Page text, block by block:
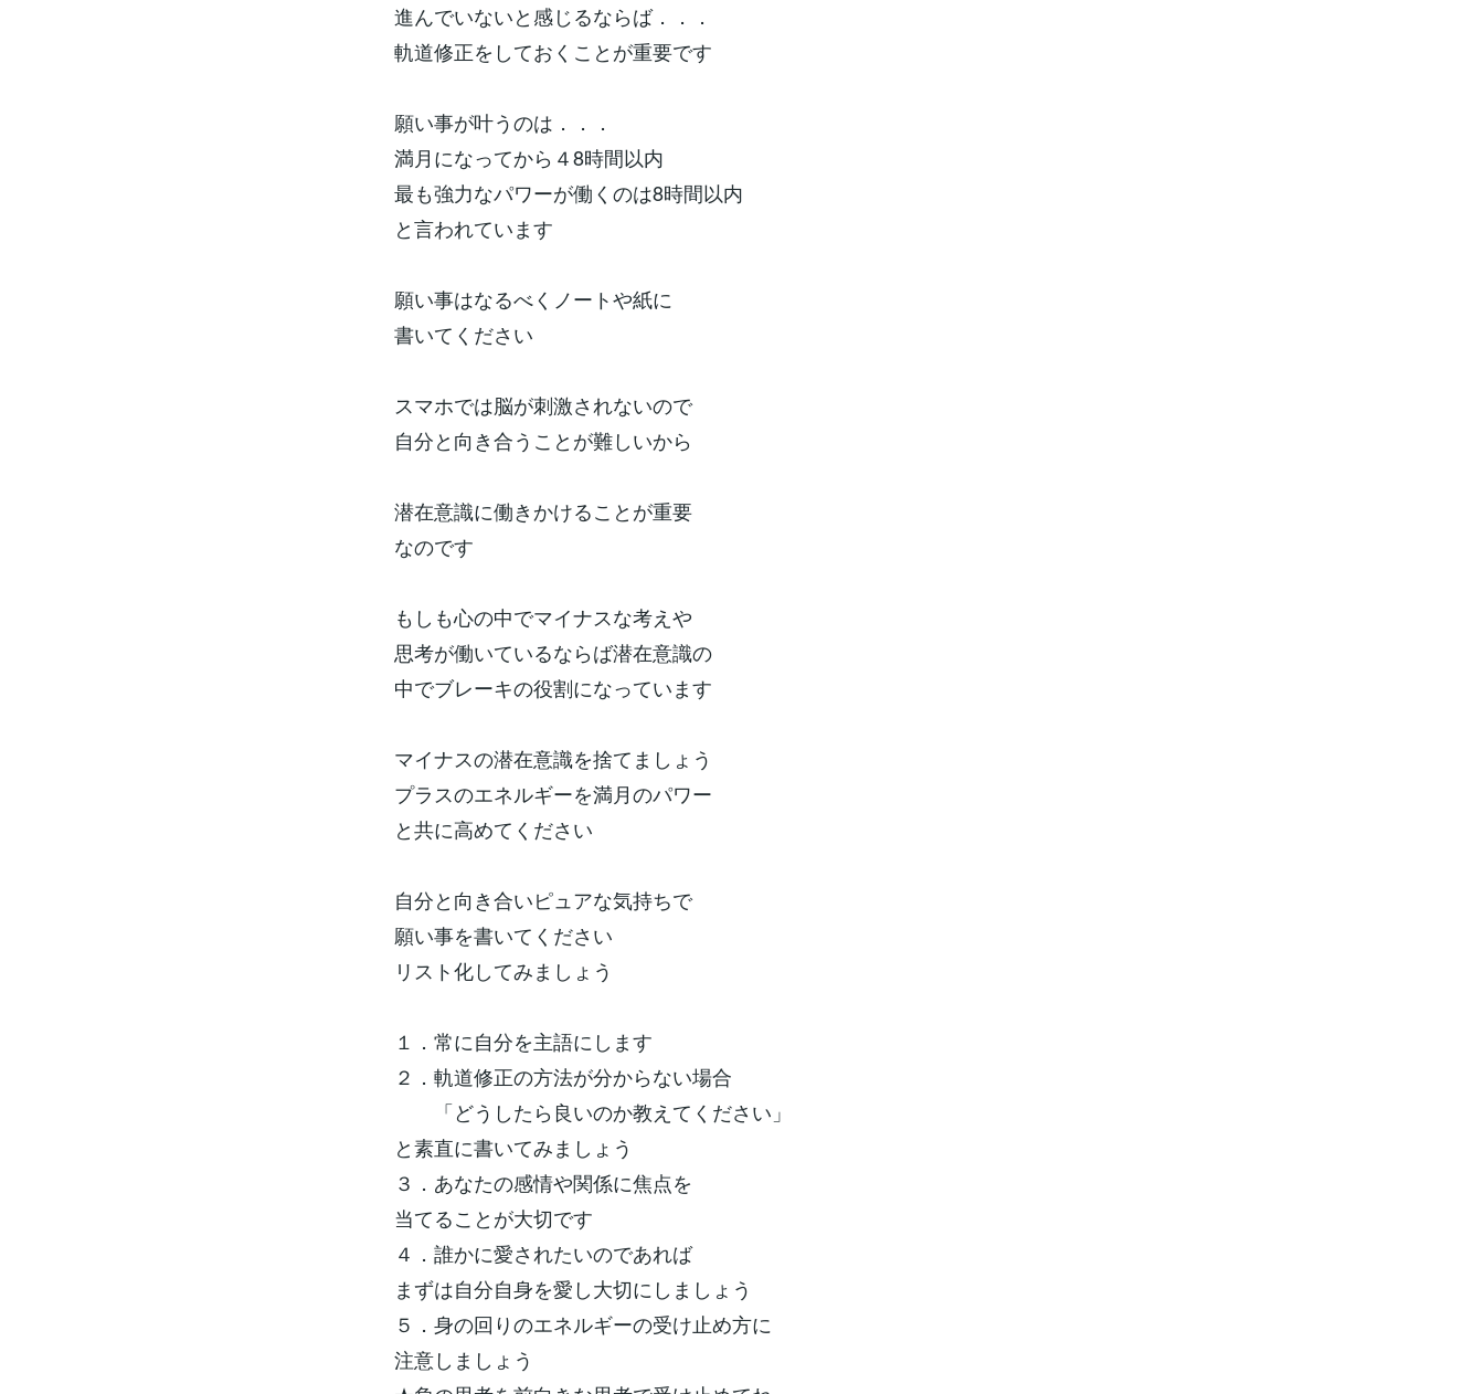
進んでいないと感じるならば．．．
軌道修正をしておくことが重要です
願い事が叶うのは．．．
満月になってから４8時間以内
最も強力なパワーが働くのは8時間以内
と言われています
願い事はなるべくノートや紙に
書いてください
スマホでは脳が刺激されないので
自分と向き合うことが難しいから
潜在意識に働きかけることが重要
なのです
もしも心の中でマイナスな考えや
思考が働いているならば潜在意識の
中でブレーキの役割になっています
マイナスの潜在意識を捨てましょう
プラスのエネルギーを満月のパワー
と共に高めてください
自分と向き合いピュアな気持ちで
願い事を書いてください
リスト化してみましょう
１．常に自分を主語にします
２．軌道修正の方法が分からない場合
「どうしたら良いのか教えてください」
と素直に書いてみましょう
３．あなたの感情や関係に焦点を
当てることが大切です
４．誰かに愛されたいのであれば
まずは自分自身を愛し大切にしましょう
５．身の回りのエネルギーの受け止め方に
注意しましょう